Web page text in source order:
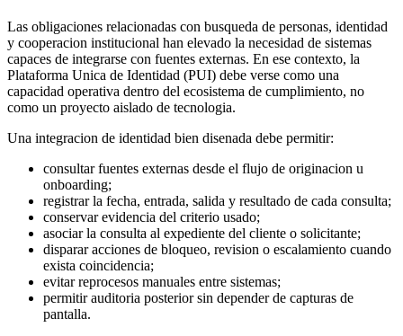
Las obligaciones relacionadas con busqueda de personas, identidad
y cooperacion institucional han elevado la necesidad de sistemas
capaces de integrarse con fuentes externas. En ese contexto, la
Plataforma Unica de Identidad (PUI) debe verse como una
capacidad operativa dentro del ecosistema de cumplimiento, no
como un proyecto aislado de tecnologia.
Una integracion de identidad bien disenada debe permitir:
consultar fuentes externas desde el flujo de originacion u
onboarding;
registrar la fecha, entrada, salida y resultado de cada consulta;
conservar evidencia del criterio usado;
asociar la consulta al expediente del cliente o solicitante;
disparar acciones de bloqueo, revision o escalamiento cuando
exista coincidencia;
evitar reprocesos manuales entre sistemas;
permitir auditoria posterior sin depender de capturas de
pantalla.